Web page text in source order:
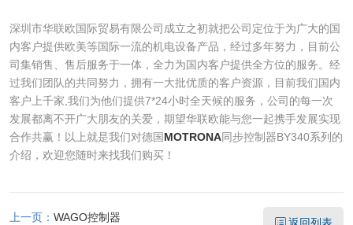
深圳市华联欧国际贸易有限公司成立之初就把公司定位于为广大的国
内客户提供欧美等国际一流的机电设备产品，经过多年努力，目前公
司集销售、售后服务于一体，全力为国内客户提供全方位的服务。经
过我们团队的共同努力，拥有一大批优质的客户资源，目前我们国内
客户上千家,我们为他们提供7*24小时全天候的服务，公司的每一次
发展都离不开广大朋友的关爱，期望华联欧能与您一起携手发展实现
合作共赢！以上就是我们对德国MOTRONA同步控制器BY340系列的
介绍，欢迎您随时来找我们购买！
上一页： WAGO控制器